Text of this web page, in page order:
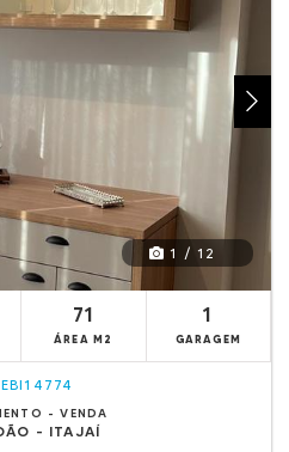
1 / 12
71
ÁREA M2
1
GARAGEM
EBI14774
- VENDA
- ITAJAÍ